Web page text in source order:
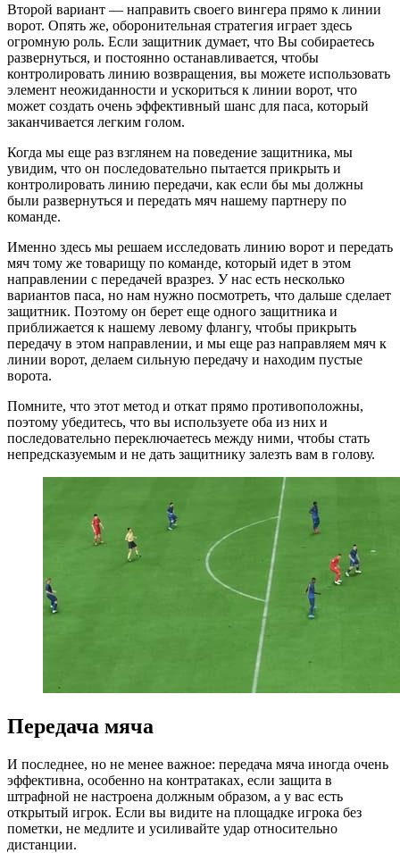
Второй вариант — направить своего вингера прямо к линии
ворот. Опять же, оборонительная стратегия играет здесь
огромную роль. Если защитник думает, что Вы собираетесь
развернуться, и постоянно останавливается, чтобы
контролировать линию возвращения, вы можете использовать
элемент неожиданности и ускориться к линии ворот, что
может создать очень эффективный шанс для паса, который
заканчивается легким голом.
Когда мы еще раз взглянем на поведение защитника, мы
увидим, что он последовательно пытается прикрыть и
контролировать линию передачи, как если бы мы должны
были развернуться и передать мяч нашему партнеру по
команде.
Именно здесь мы решаем исследовать линию ворот и передать
мяч тому же товарищу по команде, который идет в этом
направлении с передачей вразрез. У нас есть несколько
вариантов паса, но нам нужно посмотреть, что дальше сделает
защитник. Поэтому он берет еще одного защитника и
приближается к нашему левому флангу, чтобы прикрыть
передачу в этом направлении, и мы еще раз направляем мяч к
линии ворот, делаем сильную передачу и находим пустые
ворота.
Помните, что этот метод и откат прямо противоположны,
поэтому убедитесь, что вы используете оба из них и
последовательно переключаетесь между ними, чтобы стать
непредсказуемым и не дать защитнику залезть вам в голову.
Передача мяча
И последнее, но не менее важное: передача мяча иногда очень
эффективна, особенно на контратаках, если защита в
штрафной не настроена должным образом, а у вас есть
открытый игрок. Если вы видите на площадке игрока без
пометки, не медлите и усиливайте удар относительно
дистанции.